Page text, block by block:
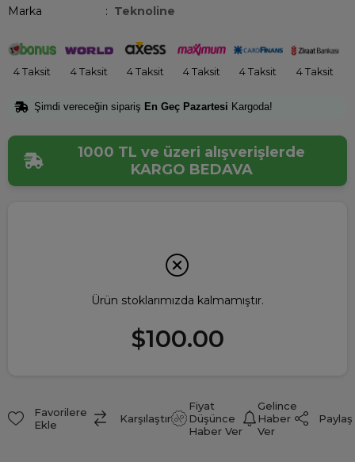
Marka : Teknoline
4 Taksit 4 Taksit 4 Taksit 4 Taksit 4 Taksit 4 Taksit
Şimdi vereceğin sipariş En Geç Pazartesi Kargoda!
1000 TL ve üzeri alışverişlerde
KARGO BEDAVA
Ürün stoklarımızda kalmamıştır.
$100.00
Favorilere
Ekle
Karşılaştır
Fiyat
Düşünce
Haber Ver
Gelince
Haber
Ver
Paylaş